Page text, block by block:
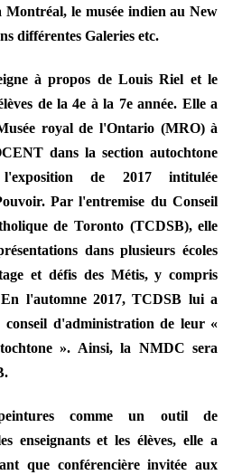
le musée indien au New
différentes Galeries etc.
à propos de Louis Riel et le
de la 4e à la 7e année. Elle a
royal de l'Ontario (MRO) à
dans la section autochtone
de 2017 intitulée
Par l'entremise du Conseil
de Toronto (TCDSB), elle
dans plusieurs écoles
et défis des Métis, y compris
l'automne 2017, TCDSB lui a
conseil d'administration de leur «
». Ainsi, la NMDC sera
comme un outil de
enseignants et les élèves, elle a
que conférencière invitée aux